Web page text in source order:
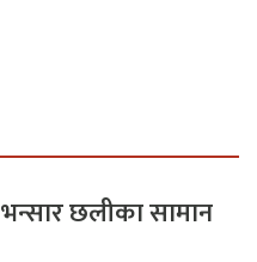
भन्सार छलीका सामान